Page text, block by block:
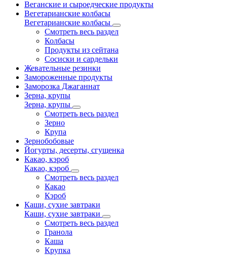
Веганские и сыроедческие продукты
Вегетарианские колбасы
Вегетарианские колбасы
Смотреть весь раздел
Колбасы
Продукты из сейтана
Сосиски и сардельки
Жевательные резинки
Замороженные продукты
Заморозка Джаганнат
Зерна, крупы
Зерна, крупы
Смотреть весь раздел
Зерно
Крупа
Зернобобовые
Йогурты, десерты, сгущенка
Какао, кэроб
Какао, кэроб
Смотреть весь раздел
Какао
Кэроб
Каши, сухие завтраки
Каши, сухие завтраки
Смотреть весь раздел
Гранола
Каша
Крупка